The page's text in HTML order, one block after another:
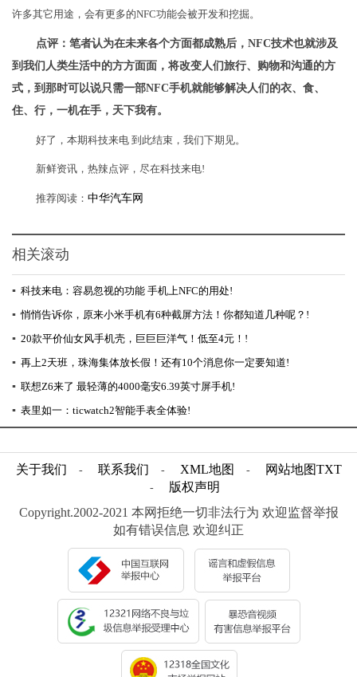
许多其它用途，会有更多的NFC功能会被开发和挖掘。
点评：笔者认为在未来各个方面都成熟后，NFC技术也就涉及
到我们人类生活中的方方面面，将改变人们旅行、购物和沟通的方
式，到那时可以说只需一部NFC手机就能够解决人们的衣、食、
住、行，一机在手，天下我有。
好了，本期科技来电 到此结束，我们下期见。
新鲜资讯，热辣点评，尽在科技来电!
推荐阅读： 中华汽车网
相关滚动
▪ 科技来电：容易忽视的功能 手机上NFC的用处!
▪ 悄悄告诉你，原来小米手机有6种截屏方法！你都知道几种呢？!
▪ 20款平价仙女风手机壳，巨巨巨洋气！低至4元！!
▪ 再上2天班，珠海集体放长假！还有10个消息你一定要知道!
▪ 联想Z6来了 最轻薄的4000毫安6.39英寸屏手机!
▪ 表里如一：ticwatch2智能手表全体验!
关于我们 - 联系我们 - XML地图 - 网站地图TXT
-
版权声明
Copyright.2002-2021 本网拒绝一切非法行为 欢迎监督举报
如有错误信息 欢迎纠正